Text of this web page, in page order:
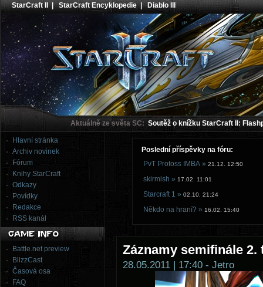
StarCraft II |StarCraft Encyklopedie|Diablo III
Aktuálně ze světa SC: Soutěž o knížku StarCraft II:
Hlavní stránka
Archiv novinek
Fórum
Knihy StarCraft
Odkazy
Povídky
Redakce
RSS kanál
Battle.net preview
BlizzCast
Časová osa
FAQ
Poslední příspěvky na fóru:
PvT Protoss IMBA » 21.12. 12:50
skirmish » 17.02. 11:01
Starcraft 1 » 02.10. 21:24
Někdo na hraní? » 16.02. 15:40
Záznamy semifinále 2.
28.05.2011 | 17:40 - Jetro